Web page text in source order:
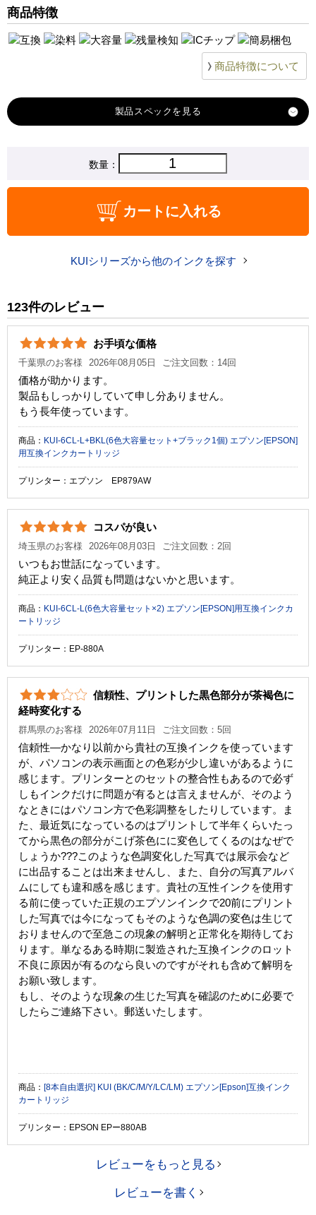
商品特徴
商品特徴について
製品スペック
エプソン
KUI-LM-L
730 円
カラー ライトマゼンタ
顔料・染料 染料
ICチップ
製品タイプ 互換インク
数量：
カートに入れる
KUIシリーズから他のインクを探す
123件のレビュー
お手頃な価格
千葉県のお客様 2026年08月05日 ご注文回数：14回
価格が助かります。
製品もしっかりしていて申し分ありません。
もう長年使っています。
商品： KUI-6CL-L+BKL(6色大容量セット+ブラック1個) エプソン[EPSON]
用互換インクカートリッジ
プリンター：エプソン EP879AW
コスパが良い
埼玉県のお客様 2026年08月03日 ご注文回数：2回
いつもお世話になっています。
純正より安く品質も問題はないかと思います。
商品： KUI-6CL-L(6色大容量セット×2) エプソン[EPSON]用互換インクカ
ートリッジ
プリンター：EP-880A
信頼性、プリントした黒色部分が茶褐色に
経時変化する
群馬県のお客様 2026年07月11日 ご注文回数：5回
信頼性―かなり以前から貴社の互換インクを使っています
が、パソコンの表示画面との色彩が少し違いがあるように
感じます。プリンターとのセットの整合性もあるので必ず
しもインクだけに問題が有るとは言えませんが、そのよう
なときにはパソコン方で色彩調整をしたりしています。ま
た、最近気になっているのはプリントして半年くらいたっ
てから黒色の部分がこげ茶色にに変色してくるのはなぜで
しょうか???このような色調変化した写真では展示会など
に出品することは出来ませんし、また、自分の写真アルバ
ムにしても違和感を感じます。貴社の互性インクを使用す
る前に使っていた正規のエプソンインクで20前にプリント
した写真では今になってもそのような色調の変色は生じて
おりませんので至急この現象の解明と正常化を期待してお
ります。単なるある時期に製造された互換インクのロット
不良に原因が有るのなら良いのですがそれも含めて解明を
お願い致します。
もし、そのような現象の生じた写真を確認のために必要で
したらご連絡下さい。郵送いたします。
商品： [8本自由選択] KUI (BK/C/M/Y/LC/LM) エプソン[Epson]互換インク
カートリッジ
プリンター：EPSON EPー880AB
レビューをもっと見る
レビューを書く